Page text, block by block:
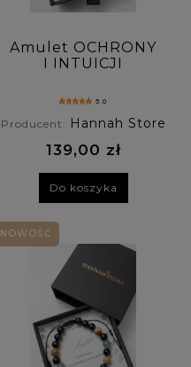
Amulet OCHRONY
I INTUICJI
z ametystu,
śnieżnego,
labradorytu i
onyksu
5.0
Producent: Hannah Store
139,00 zł
Do koszyka
NOWOŚĆ